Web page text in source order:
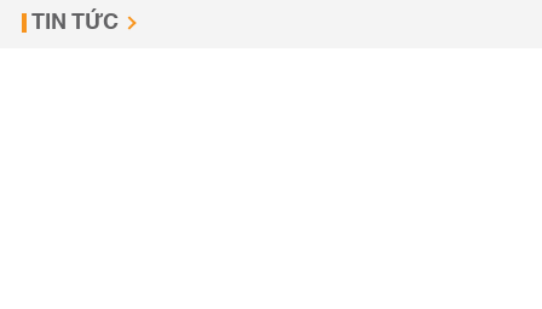
TIN TỨC